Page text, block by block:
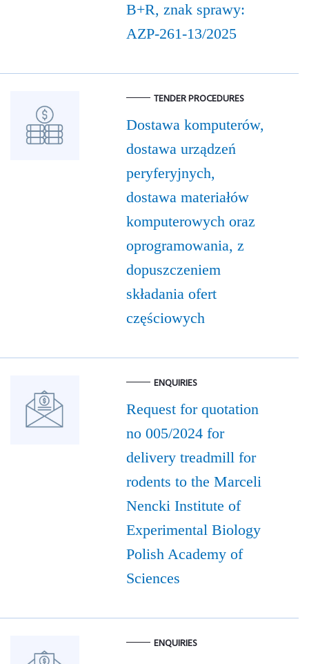
B+R, znak sprawy:
AZP-261-13/2025
TENDER PROCEDURES
Dostawa komputerów,
dostawa urządzeń
peryferyjnych,
dostawa materiałów
komputerowych oraz
oprogramowania, z
dopuszczeniem
składania ofert
częściowych
ENQUIRIES
Request for quotation
no 005/2024 for
delivery treadmill for
rodents to the Marceli
Nencki Institute of
Experimental Biology
Polish Academy of
Sciences
ENQUIRIES